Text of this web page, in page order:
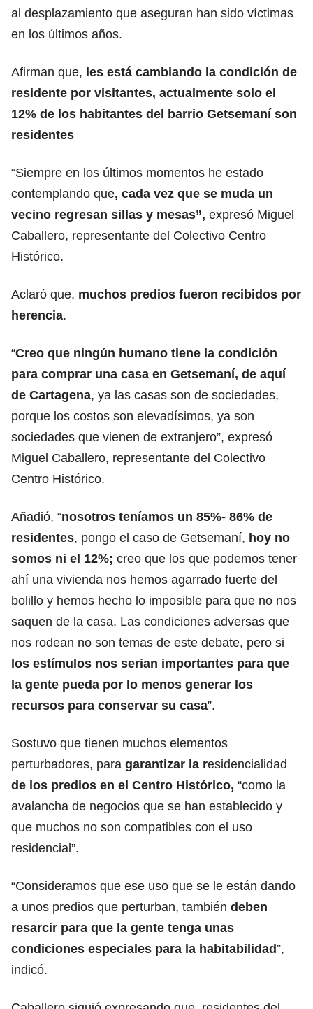
al desplazamiento que aseguran han sido víctimas
en los últimos años.
Afirman que, les está cambiando la condición de
residente por visitantes, actualmente solo el
12% de los habitantes del barrio Getsemaní son
residentes
“Siempre en los últimos momentos he estado
contemplando que, cada vez que se muda un
vecino regresan sillas y mesas”, expresó Miguel
Caballero, representante del Colectivo Centro
Histórico.
Aclaró que, muchos predios fueron recibidos por
herencia.
“Creo que ningún humano tiene la condición
para comprar una casa en Getsemaní, de aquí
de Cartagena, ya las casas son de sociedades,
porque los costos son elevadísimos, ya son
sociedades que vienen de extranjero”, expresó
Miguel Caballero, representante del Colectivo
Centro Histórico.
Añadió, “nosotros teníamos un 85%- 86% de
residentes, pongo el caso de Getsemaní, hoy no
somos ni el 12%; creo que los que podemos tener
ahí una vivienda nos hemos agarrado fuerte del
bolillo y hemos hecho lo imposible para que no nos
saquen de la casa. Las condiciones adversas que
nos rodean no son temas de este debate, pero si
los estímulos nos serian importantes para que
la gente pueda por lo menos generar los
recursos para conservar su casa”.
Sostuvo que tienen muchos elementos
perturbadores, para garantizar la residencialidad
de los predios en el Centro Histórico, “como la
avalancha de negocios que se han establecido y
que muchos no son compatibles con el uso
residencial”.
“Consideramos que ese uso que se le están dando
a unos predios que perturban, también deben
resarcir para que la gente tenga unas
condiciones especiales para la habitabilidad”,
indicó.